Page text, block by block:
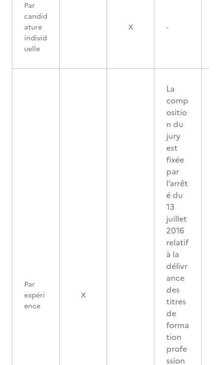
Par
candid
ature
individ
uelle
X -
Par
expéri
ence
X
La
comp
ositio
n du
jury
est
fixée
par
l’arrêt
é du
13
juillet
2016
relatif
à la
délivr
ance
des
titres
de
forma
tion
profe
ssion